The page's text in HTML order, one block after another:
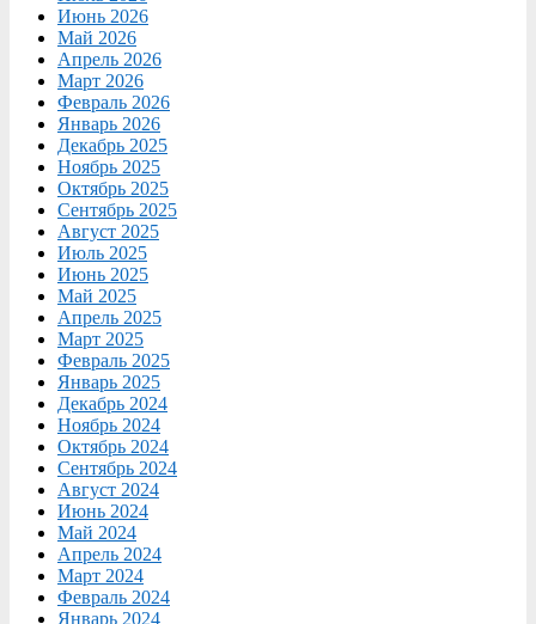
Июнь 2026
Май 2026
Апрель 2026
Март 2026
Февраль 2026
Январь 2026
Декабрь 2025
Ноябрь 2025
Октябрь 2025
Сентябрь 2025
Август 2025
Июль 2025
Июнь 2025
Май 2025
Апрель 2025
Март 2025
Февраль 2025
Январь 2025
Декабрь 2024
Ноябрь 2024
Октябрь 2024
Сентябрь 2024
Август 2024
Июнь 2024
Май 2024
Апрель 2024
Март 2024
Февраль 2024
Январь 2024